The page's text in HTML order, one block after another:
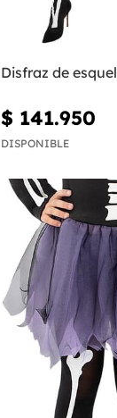
Disfraz de
$ 141.950
DISPONIBLE